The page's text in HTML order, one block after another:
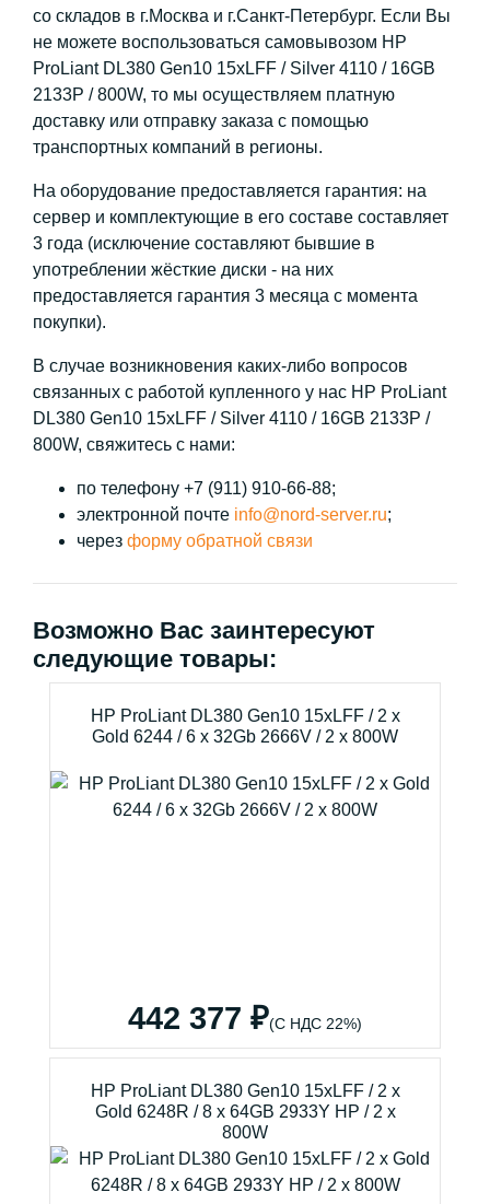
со складов в г.Москва и г.Санкт-Петербург. Если Вы
не можете воспользоваться самовывозом HP
ProLiant DL380 Gen10 15xLFF / Silver 4110 / 16GB
2133P / 800W, то мы осуществляем платную
доставку или отправку заказа с помощью
транспортных компаний в регионы.
На оборудование предоставляется гарантия: на
сервер и комплектующие в его составе составляет
3 года (исключение составляют бывшие в
употреблении жёсткие диски - на них
предоставляется гарантия 3 месяца с момента
покупки).
В случае возникновения каких-либо вопросов
связанных с работой купленного у нас HP ProLiant
DL380 Gen10 15xLFF / Silver 4110 / 16GB 2133P /
800W, свяжитесь с нами:
по телефону +7 (911) 910-66-88;
электронной почте info@nord-server.ru;
через форму обратной связи
Возможно Вас заинтересуют
следующие товары:
HP ProLiant DL380 Gen10 15xLFF / 2 x
Gold 6244 / 6 x 32Gb 2666V / 2 x 800W
442 377 ₽(С НДС 22%)
HP ProLiant DL380 Gen10 15xLFF / 2 x
Gold 6248R / 8 x 64GB 2933Y HP / 2 x
800W